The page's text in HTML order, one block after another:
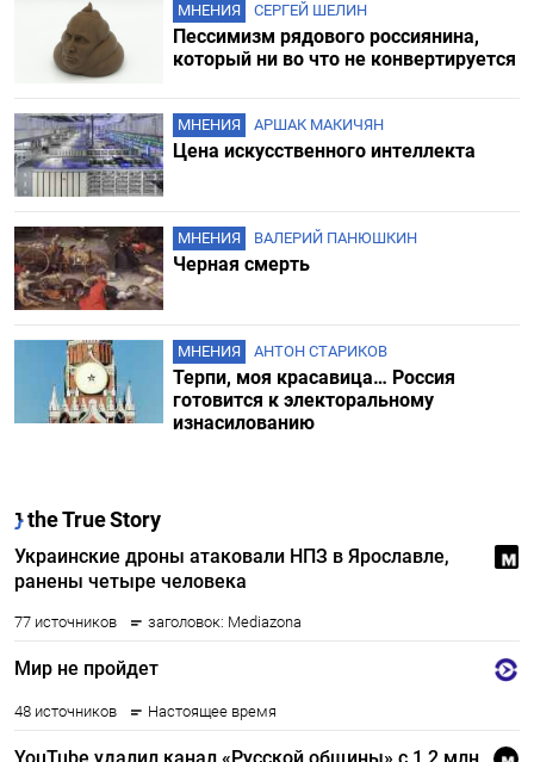
МНЕНИЯ СЕРГЕЙ ШЕЛИН
Пессимизм рядового россиянина,
который ни во что не конвертируется
МНЕНИЯ АРШАК МАКИЧЯН
Цена искусственного интеллекта
МНЕНИЯ ВАЛЕРИЙ ПАНЮШКИН
Черная смерть
МНЕНИЯ АНТОН СТАРИКОВ
Терпи, моя красавица… Россия
готовится к электоральному
изнасилованию